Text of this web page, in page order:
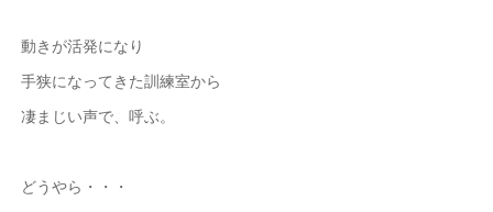
動きが活発になり
手狭になってきた訓練室から
凄まじい声で、呼ぶ。
どうやら・・・